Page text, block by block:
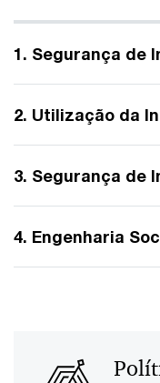
1. Segurança de
2. Utilização da
3. Segurança de
4. Engenharia